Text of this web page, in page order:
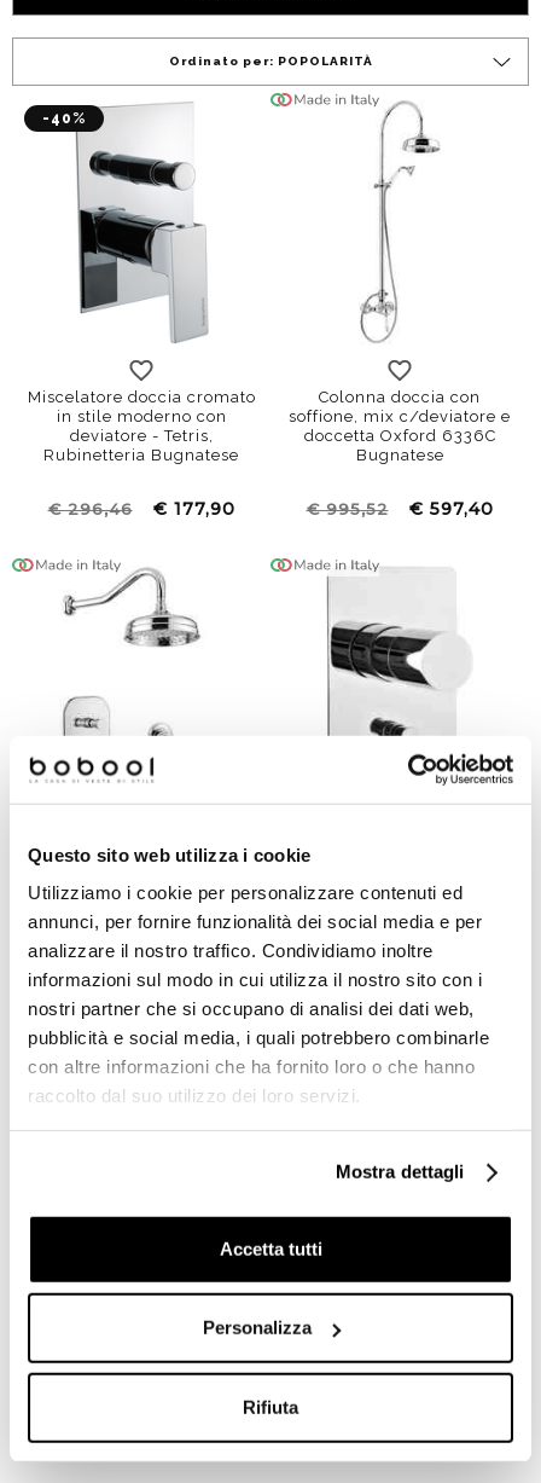
Questo sito web utilizza i cookie
Utilizziamo i cookie per personalizzare contenuti ed
annunci, per fornire funzionalità dei social media e per
analizzare il nostro traffico. Condividiamo inoltre
informazioni sul modo in cui utilizza il nostro sito con i
nostri partner che si occupano di analisi dei dati web,
pubblicità e social media, i quali potrebbero combinarle
con altre informazioni che ha fornito loro o che hanno
raccolto dal suo utilizzo dei loro servizi.
Mostra dettagli
Accetta tutti
Personalizza
Rifiuta
Ordinato per: POPOLARITÀ
-40%
Miscelatore doccia cromato
in stile moderno con
deviatore - Tetris,
Rubinetteria Bugnatese
€ 296,46 € 177,90
Colonna doccia con
soffione, mix c/deviatore e
doccetta Oxford 6336C
Bugnatese
€ 995,52 € 597,40
Kit vasca incasso con bocca
erogazione, soffione, mix
c/deviatore Oxford 6369
Bugnatese
€ 636,84 € 382,20
Miscelatore da incasso
vasca/doccia 2 uscite
Nanotech 5449
Rubinetteria Treemme
€ 366,83 € 256,80
Miscelatore incasso con
Millenovecinquanta 4672
€ 323,30 € 194,00
Set doccia da incasso, mix
doccetta Oxford 6374
€ 767,38 € 460,50